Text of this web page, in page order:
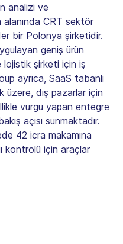
analizi ve
alanında CRT sektör
bir Polonya şirketidir.
geniş ürün
lojistik şirketi için iş
ayrıca, SaaS tabanlı
dış pazarlar için
vurgu yapan entegre
açısı sunmaktadır.
42 icra makamına
kontrolü için araçlar